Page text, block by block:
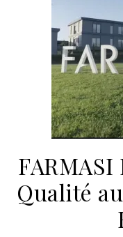
FARMASI
Qualité